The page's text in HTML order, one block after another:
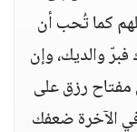
كما تُحب أن
والديك، وإن
رزق على
الآخرة ضعفك